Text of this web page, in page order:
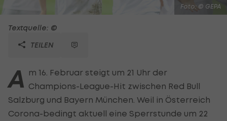
Foto: © GEPA
Textquelle: ©
TEILEN
A m 16. Februar steigt um 21 Uhr der
Champions-League-Hit zwischen Red Bull
Salzburg und Bayern München. Weil in Österreich
Corona-bedingt aktuell eine Sperrstunde um 22